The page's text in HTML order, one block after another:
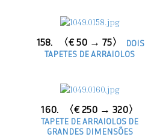
158. 〈€ 50 → 75〉
DOIS
TAPETES DE ARRAIOLOS
160. 〈€ 250 → 320〉
TAPETE DE ARRAIOLOS DE
GRANDES DIMENSÕES